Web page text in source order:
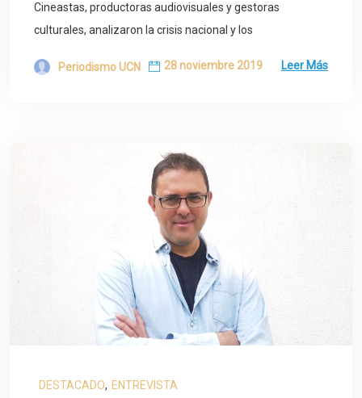
Cineastas, productoras audiovisuales y gestoras
culturales, analizaron la crisis nacional y los
Periodismo UCN 28 noviembre 2019 Leer Más
DESTACADO, ENTREVISTA